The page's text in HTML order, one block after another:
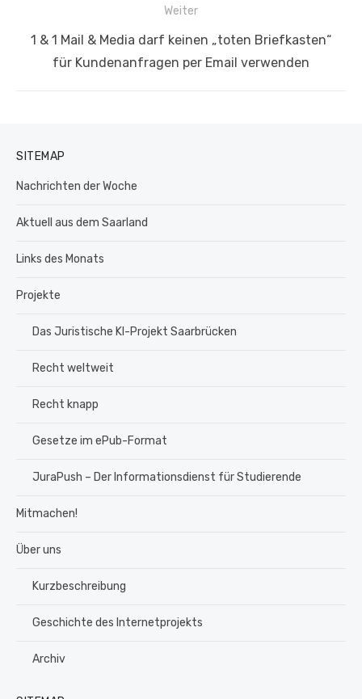
Weiter
Nächster
Beitrag:
1 & 1 Mail & Media darf keinen „toten Briefkasten“
für Kundenanfragen per Email verwenden
SITEMAP
Nachrichten der Woche
Aktuell aus dem Saarland
Links des Monats
Projekte
Das Juristische KI-Projekt Saarbrücken
Recht weltweit
Recht knapp
Gesetze im ePub-Format
JuraPush – Der Informationsdienst für Studierende
Mitmachen!
Über uns
Kurzbeschreibung
Geschichte des Internetprojekts
Archiv